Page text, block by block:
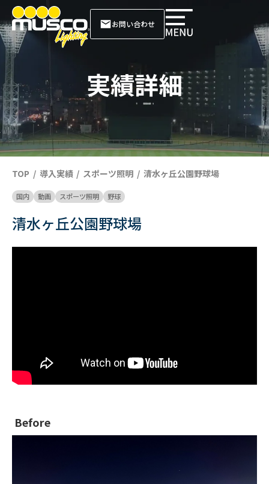
お問い合わせ
実績詳細
TOP 導入実績 スポーツ照明 清水ヶ丘公園野球場
国内 動画 スポーツ照明 野球
清水ヶ丘公園野球場
Before